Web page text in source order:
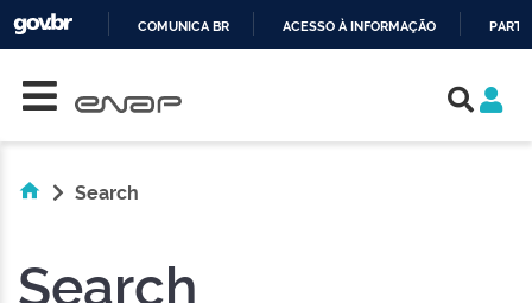
COMUNICA BR ACESSO À INFORMAÇÃO
Search
Search